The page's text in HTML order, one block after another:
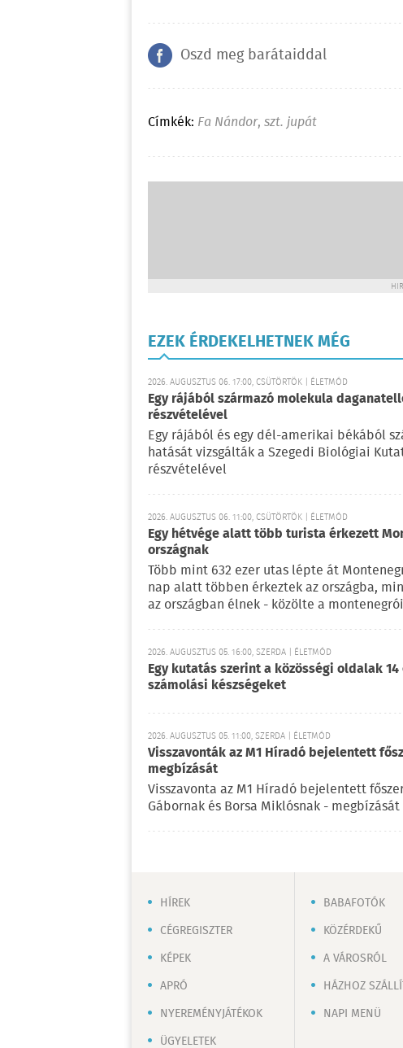
Oszd meg barátaiddal
Címkék: Fa Nándor, szt. jupát
EZEK ÉRDEKELHETNEK MÉG
2026. AUGUSZTUS 06. 17:00, CSÜTÖRTÖK | ÉLETMÓD
Egy rájából származó molekula
részvételével
Egy rájából és egy dél-amerikai békából
hatását vizsgálták a Szegedi Biológiai
részvételével
2026. AUGUSZTUS 06. 11:00, CSÜTÖRTÖK | ÉLETMÓD
Egy hétvége alatt több turista érkezett
országnak
Több mint 632 ezer utas lépte át
nap alatt többen érkeztek az országba,
az országban élnek - közölte a
2026. AUGUSZTUS 05. 16:00, SZERDA | ÉLETMÓD
Egy kutatás szerint a közösségi oldalak
számolási készségeket
2026. AUGUSZTUS 05. 11:00, SZERDA | ÉLETMÓD
Visszavonták az M1 Híradó bejelentett
megbízását
Visszavonta az M1 Híradó bejelentett
Gábornak és Borsa Miklósnak -
HÍREK
CÉGREGISZTER
KÉPEK
APRÓ
NYEREMÉNYJÁTÉKOK
ÜGYELETEK
BABAFOTÓK
KÖZÉRDEKŰ
A VÁROSRÓL
HÁZHOZ
NAPI MENÜ